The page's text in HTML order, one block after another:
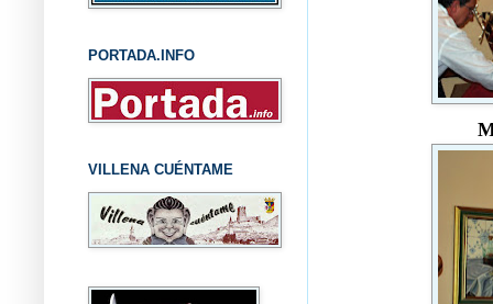
PORTADA.INFO
VILLENA CUÉNTAME